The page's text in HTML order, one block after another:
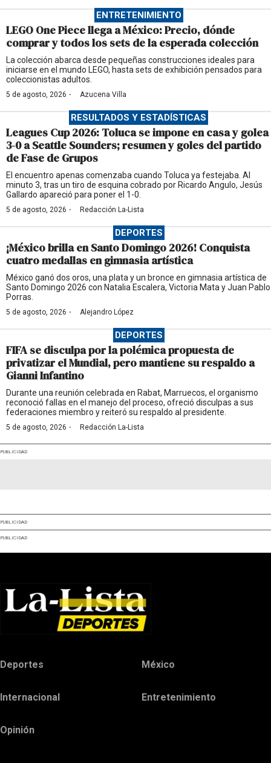
ENTRETENIMIENTO
LEGO One Piece llega a México: Precio, dónde
comprar y todos los sets de la esperada colección
La colección abarca desde pequeñas construcciones ideales para
iniciarse en el mundo LEGO, hasta sets de exhibición pensados para
coleccionistas adultos.
5 de agosto, 2026 · Azucena Villa
RESULTADOS Y ESTADÍSTICAS
Leagues Cup 2026: Toluca se impone en casa y golea
3-0 a Seattle Sounders; resumen y goles del partido
de Fase de Grupos
El encuentro apenas comenzaba cuando Toluca ya festejaba. Al
minuto 3, tras un tiro de esquina cobrado por Ricardo Angulo, Jesús
Gallardo apareció para poner el 1-0.
5 de agosto, 2026 · Redacción La-Lista
DEPORTES
¡México brilla en Santo Domingo 2026! Conquista
cuatro medallas en gimnasia artística
México ganó dos oros, una plata y un bronce en gimnasia artística de
Santo Domingo 2026 con Natalia Escalera, Victoria Mata y Juan Pablo
Porras.
5 de agosto, 2026 · Alejandro López
DEPORTES
FIFA se disculpa por la polémica propuesta de
privatizar el Mundial, pero mantiene su respaldo a
Gianni Infantino
Durante una reunión celebrada en Rabat, Marruecos, el organismo
reconoció fallas en el manejo del proceso, ofreció disculpas a sus
federaciones miembro y reiteró su respaldo al presidente.
5 de agosto, 2026 · Redacción La-Lista
PUBLICIDAD
PUBLICIDAD
PUBLICIDAD
Deportes México
Internacional Entretenimiento
Opinión